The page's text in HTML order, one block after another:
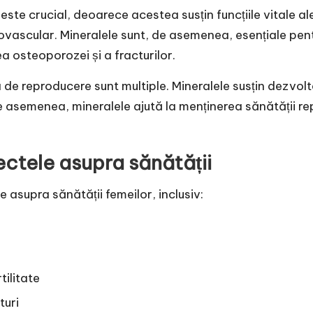
crucial, deoarece acestea susțin funcțiile vitale
Mineralele sunt, de asemenea, esențiale
osteoporozei și a fracturilor.
reproducere sunt multiple. Mineralele susțin
mineralele ajută la menținerea sănătății
asupra sănătății
asupra sănătății femeilor, inclusiv: